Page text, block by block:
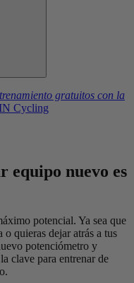
gratuitos con la
equipo nuevo es
potencial. Ya sea que
o quieras dejar atrás a tus
potenciómetro y
clave para entrenar de